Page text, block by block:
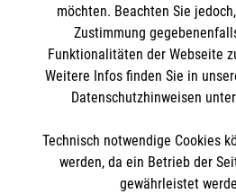
gmb_mpg@malteser.org
Malteser in Deutschland
Malteserorden
Malteser International
Sharepoint
Spendenkonto
Bank: Pax-Bank
IBAN: DE49 3706 0120 1201
So finden Sie uns
möchten. Beachten Sie
Zustimmung
Funktionalitäten der Webseite
Weitere Infos finden Sie in
Datenschutzhinweisen
Technisch notwendige Cookies
werden, da ein Betrieb der
gewährleistet